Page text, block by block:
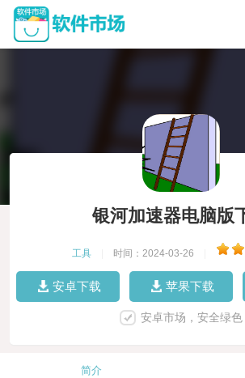
银河加速器电脑版
工具 时间：2024-03-26
安卓下载 苹果下载
安卓市场，安全绿色
简介